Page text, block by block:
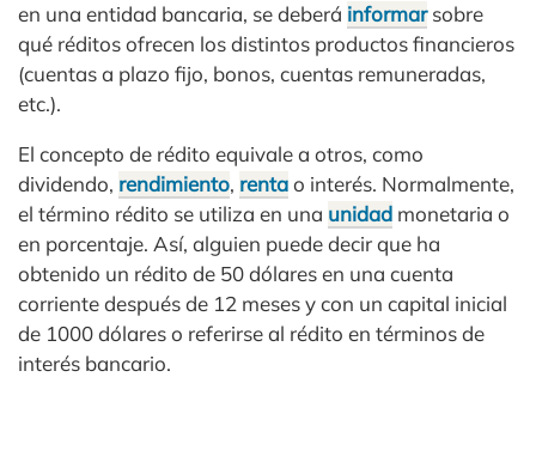
en una entidad bancaria, se deberá informarsobre
qué réditos ofrecen los distintos productos financieros
(cuentas a plazo fijo, bonos, cuentas remuneradas,
etc.).
El concepto de rédito equivale a otros, como
dividendo, rendimiento, rentao interés. Normalmente,
el término rédito se utiliza en una unidad monetaria o
en porcentaje. Así, alguien puede decir que ha
obtenido un rédito de 50 dólares en una cuenta
corriente después de 12 meses y con un capital inicial
de 1000 dólares o referirse al rédito en términos de
interés bancario.